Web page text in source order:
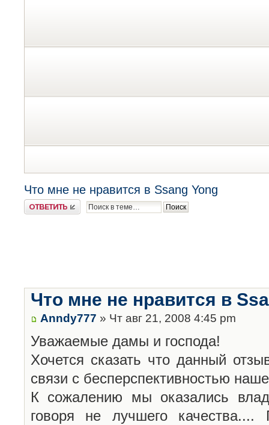
Что мне не нравится в Ssang Yong
Ответить
Что мне не нравится в
Anndy777 » Чт авг 21, 2008 4:45 pm
Уважаемые дамы и господа!
Хочется сказать что данный
связи с бесперспективностью
К сожалению мы оказались
говоря не лучшего качества....